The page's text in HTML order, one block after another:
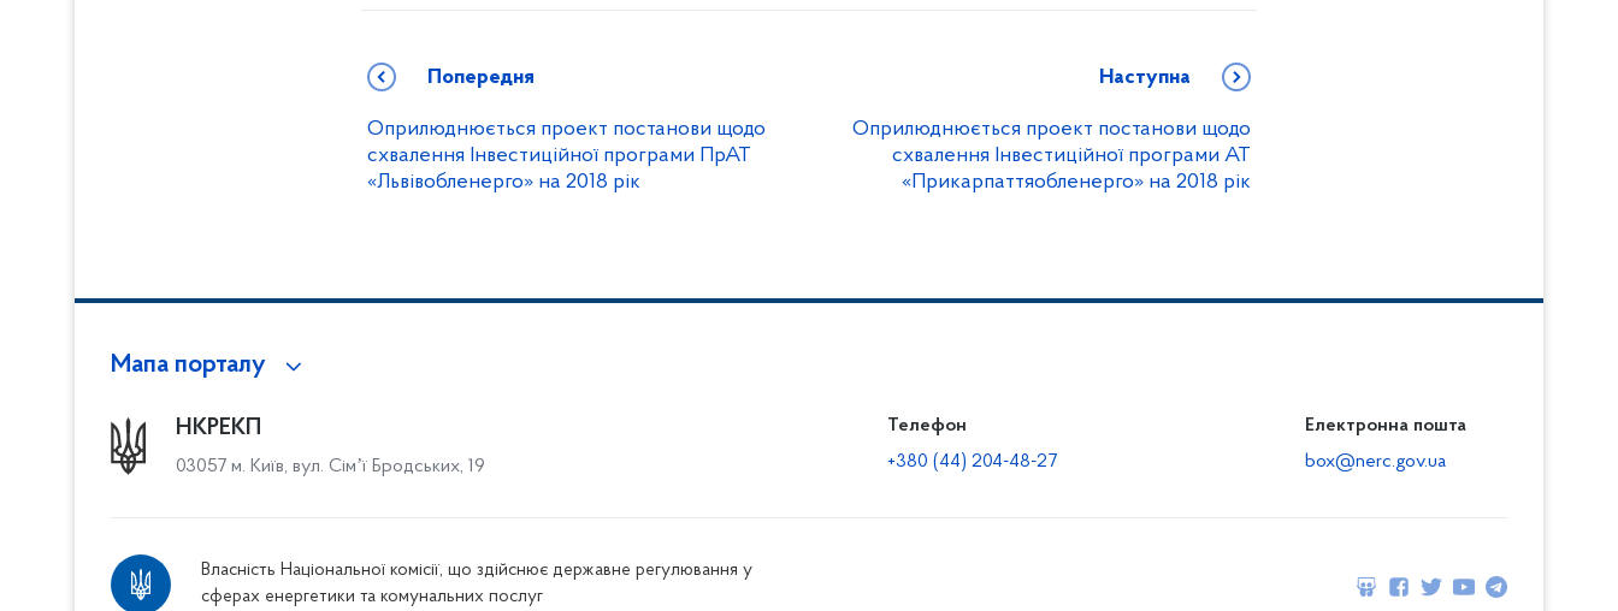
Попередня
Оприлюднюється проект постанови щодо
схвалення Інвестиційної програми ПрАТ
«Львівобленерго» на 2018 рік
Наступна
Оприлюднюється проект постанови щодо
схвалення Інвестиційної програми АТ
«Прикарпаттяобленерго» на 2018 рік
Мапа порталу
НКРЕКП
03057 м. Київ, вул. Сімʼї Бродських, 19
Телефон
+380 (44) 204-48-27
Електронна пошта
box@nerc.gov.ua
Власність Національної комісії, що здійснює державне регулювання у
сферах енергетики та комунальних послуг